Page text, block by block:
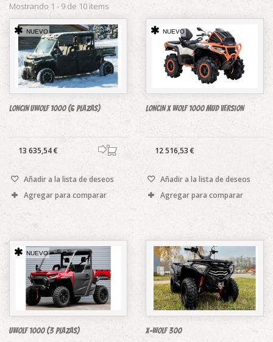
Mostrando 1 - 9 de 10 items
NUEVO
LONCIN UWOLF 1000 (6 PLAZAS)
13 635,54 €
Añadir a la lista de deseos
Agregar para comparar
NUEVO
LONCIN X WOLF 1000 MUD VERSION
12 516,53 €
Añadir a la lista de deseos
Agregar para comparar
NUEVO
UWOLF 1000 (3 PLAZAS) X-WOLF 300